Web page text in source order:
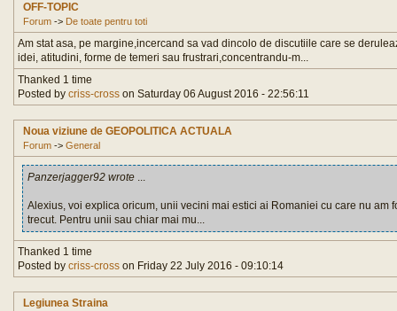
OFF-TOPIC
Forum -> De toate pentru toti
Am stat asa, pe margine,incercand sa vad dincolo de discutiile care se
idei, atitudini, forme de temeri sau frustrari,concentrandu-m...
Thanked 1 time
Posted by criss-cross on Saturday 06 August 2016 - 22:56:11
Noua viziune de GEOPOLITICA ACTUALA
Forum -> General
Panzerjagger92 wrote ...
Alexius, voi explica oricum, unii vecini mai estici ai Romaniei cu care nu am
trecut. Pentru unii sau chiar mai mu...
Thanked 1 time
Posted by criss-cross on Friday 22 July 2016 - 09:10:14
Legiunea Straina